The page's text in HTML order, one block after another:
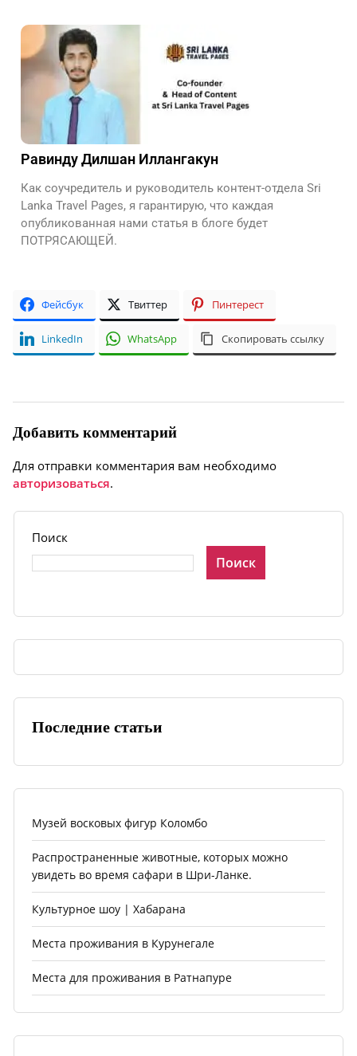
Равинду Дилшан Иллангакун
Как соучредитель и руководитель контент-отдела Sri
Lanka Travel Pages, я гарантирую, что каждая
опубликованная нами статья в блоге будет
ПОТРЯСАЮЩЕЙ.
Фейсбук Твиттер Пинтерест
LinkedIn WhatsApp Скопировать ссылку
Добавить комментарий
Для отправки комментария вам необходимо
авторизоваться.
Поиск
Поиск
Последние статьи
Музей восковых фигур Коломбо
Распространенные животные, которых можно
увидеть во время сафари в Шри-Ланке.
Культурное шоу | Хабарана
Места проживания в Курунегале
Места для проживания в Ратнапуре